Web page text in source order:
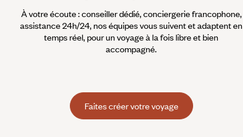
À votre écoute : conseiller dédié, conciergerie francophone,
assistance 24h/24, nos équipes vous suivent et adaptent en
temps réel, pour un voyage à la fois libre et bien
accompagné.
Faites créer votre voyage